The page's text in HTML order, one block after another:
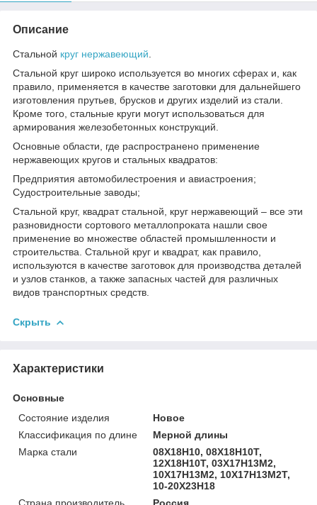
Описание
Стальной круг нержавеющий
Стальной круг широко используется во многих сферах и, как
правило, применяется в качестве заготовки для дальнейшего
изготовления прутьев, брусков и других изделий из стали.
Кроме того, стальные круги могут использоваться для
армирования железобетонных конструкций.
Основные области, где распространено применение
нержавеющих кругов и стальных квадратов:
Предприятия автомобилестроения и авиастроения;
Судостроительные заводы;
Стальной круг, квадрат стальной, круг нержавеющий – все эти
разновидности сортового металлопроката нашли свое
применение во множестве областей промышленности и
строительства. Стальной круг и квадрат, как правило,
используются в качестве заготовок для производства деталей
и узлов станков, а также запасных частей для различных
видов транспортных средств.
Скрыть
Характеристики
Основные
Состояние изделия
Новое
Классификация по длине
Мерной длины
Марка стали
08Х18Н10, 08Х18Н10Т,
12Х18Н10Т, 03Х17Н13М2,
10Х17Н13М2, 10Х17Н13М2Т,
10-20Х23Н18
Страна производитель
Россия